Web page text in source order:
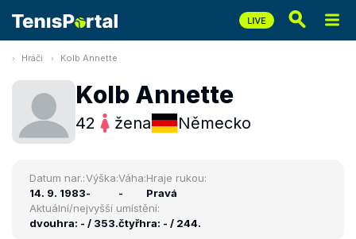
Hráči Kolb Annette
Kolb Annette
42 žena Německo
Datum nar.:
14. 9. 1983
Výška:
-
Váha:
-
Hraje rukou:
Pravá
Aktuální/nejvyšší umístění:
dvouhra: - / 353.čtyřhra: - / 244.